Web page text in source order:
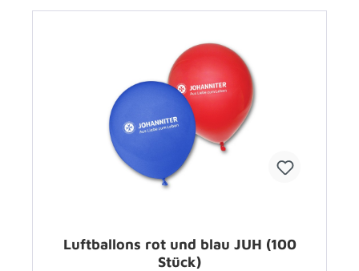
Luftballons rot und blau JUH (100
Stück)